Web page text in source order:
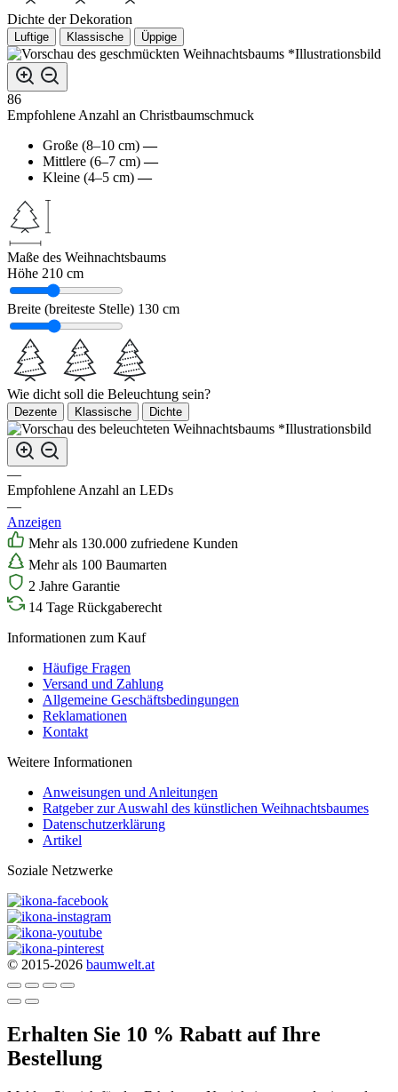
Dichte der Dekoration
Luftige Klassische Üppige
*Illustrationsbild
86
Empfohlene Anzahl an Christbaumschmuck
Große (8–10 cm) —
Mittlere (6–7 cm) —
Kleine (4–5 cm) —
Maße des Weihnachtsbaums
Höhe 210 cm
Breite (breiteste Stelle) 130 cm
Wie dicht soll die Beleuchtung sein?
Dezente Klassische Dichte
*Illustrationsbild
—
Empfohlene Anzahl an LEDs
—
Anzeigen
Mehr als 130.000 zufriedene Kunden
Mehr als 100 Baumarten
2 Jahre Garantie
14 Tage Rückgaberecht
Informationen zum Kauf
Häufige Fragen
Versand und Zahlung
Allgemeine Geschäftsbedingungen
Reklamationen
Kontakt
Weitere Informationen
Anweisungen und Anleitungen
Ratgeber zur Auswahl des künstlichen Weihnachtsbaumes
Datenschutzerklärung
Artikel
Soziale Netzwerke
© 2015-2026 baumwelt.at
Erhalten Sie 10 % Rabatt auf Ihre
Bestellung